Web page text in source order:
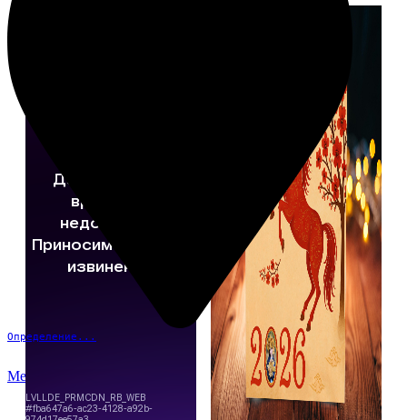
Определение...
Меню